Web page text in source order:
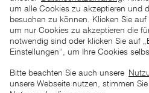
*der "statt"-Preis ist der
Tagen vor Beginn
unter den UVP